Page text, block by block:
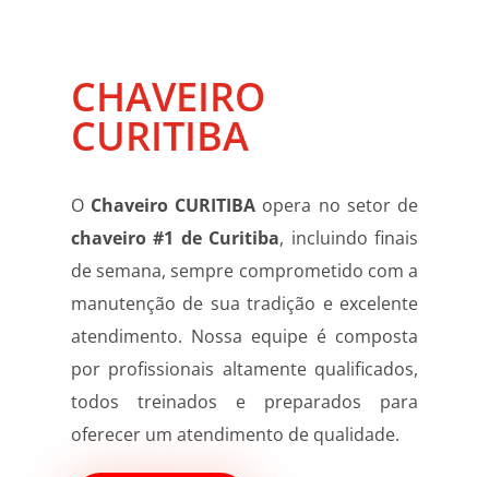
CHAVEIRO
CURITIBA
O Chaveiro CURITIBA opera no setor de
chaveiro #1 de Curitiba, incluindo finais
de semana, sempre comprometido com a
manutenção de sua tradição e excelente
atendimento. Nossa equipe é composta
por profissionais altamente qualificados,
todos treinados e preparados para
oferecer um atendimento de qualidade.